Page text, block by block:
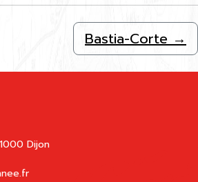
Bastia-Corte →
Dijon